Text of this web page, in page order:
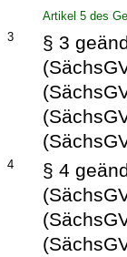
Artikel 5 des
3
§ 3
4 § 4